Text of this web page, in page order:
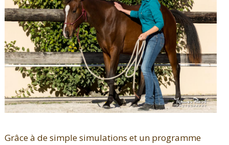
Grâce à de simple simulations et un programme